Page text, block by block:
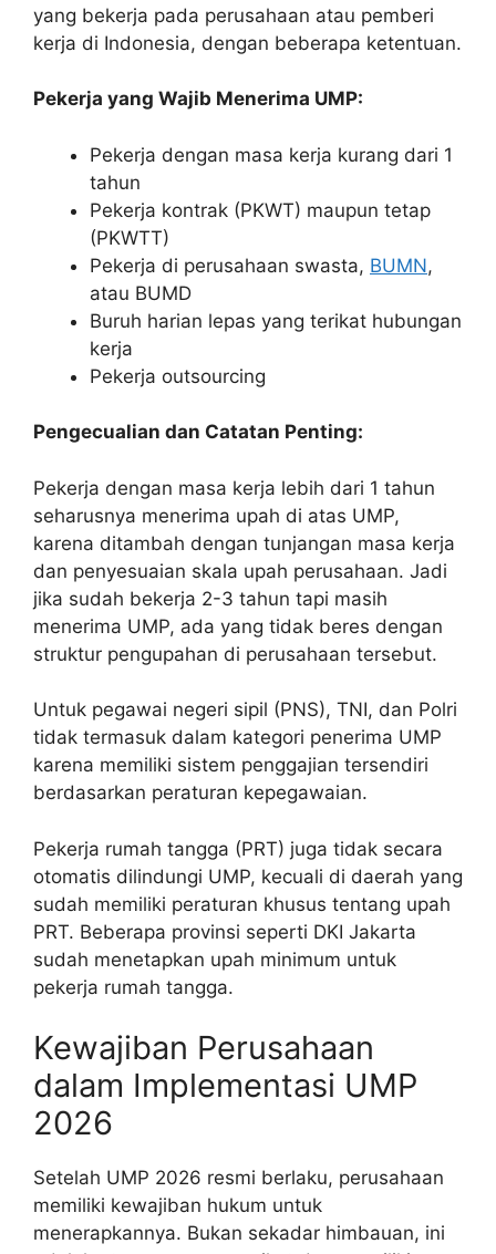
yang bekerja pada perusahaan atau pemberi
kerja di Indonesia, dengan beberapa ketentuan.
Pekerja yang Wajib Menerima UMP:
Pekerja dengan masa kerja kurang dari 1
tahun
Pekerja kontrak (PKWT) maupun tetap
(PKWTT)
Pekerja di perusahaan swasta, BUMN,
atau BUMD
Buruh harian lepas yang terikat hubungan
kerja
Pekerja outsourcing
Pengecualian dan Catatan Penting:
Pekerja dengan masa kerja lebih dari 1 tahun
seharusnya menerima upah di atas UMP,
karena ditambah dengan tunjangan masa kerja
dan penyesuaian skala upah perusahaan. Jadi
jika sudah bekerja 2-3 tahun tapi masih
menerima UMP, ada yang tidak beres dengan
struktur pengupahan di perusahaan tersebut.
Untuk pegawai negeri sipil (PNS), TNI, dan Polri
tidak termasuk dalam kategori penerima UMP
karena memiliki sistem penggajian tersendiri
berdasarkan peraturan kepegawaian.
Pekerja rumah tangga (PRT) juga tidak secara
otomatis dilindungi UMP, kecuali di daerah yang
sudah memiliki peraturan khusus tentang upah
PRT. Beberapa provinsi seperti DKI Jakarta
sudah menetapkan upah minimum untuk
pekerja rumah tangga.
Kewajiban Perusahaan
dalam Implementasi UMP
2026
Setelah UMP 2026 resmi berlaku, perusahaan
memiliki kewajiban hukum untuk
menerapkannya. Bukan sekadar himbauan, ini